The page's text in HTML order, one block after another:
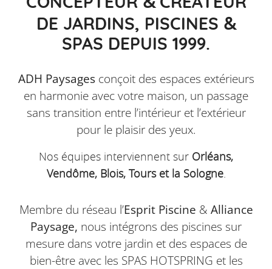
DE JARDINS, PISCINES &
SPAS DEPUIS 1999.
ADH Paysagesconçoit des espaces extérieurs
en harmonie avec votre maison, un passage
sans transition entre l’intérieur et l’extérieur
pour le plaisir des yeux.
Nos équipes interviennent sur Orléans,
Vendôme, Blois, Tours et la Sologne.
Membre du réseau l’Esprit Piscine & Alliance
Paysage, nous intégrons des piscines sur
mesure dans votre jardin et des espaces de
bien-être avec les SPAS HOTSPRING et les